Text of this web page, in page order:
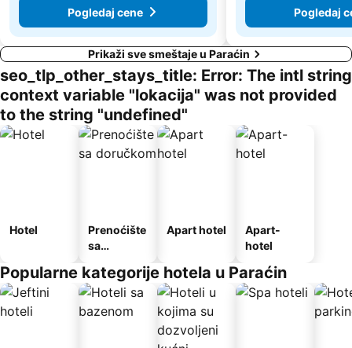
Pogledaj cene
Pogledaj
Prikaži sve smeštaje u Paraćin
seo_tlp_other_stays_title: Error: The intl string
context variable "lokacija" was not provided
to the string "undefined"
Hotel
Prenoćište
sa
Apart hotel
Apart-
hotel
Popularne kategorije hotela u Paraćin